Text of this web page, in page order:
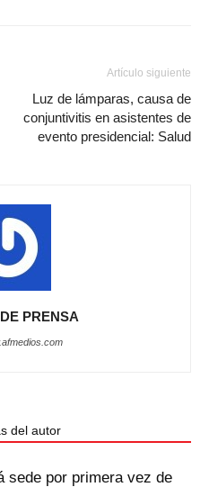
Artículo siguiente
Luz de lámparas, causa de
conjuntivitis en asistentes de
evento presidencial: Salud
PRENSA
del autor
sede por primera vez de